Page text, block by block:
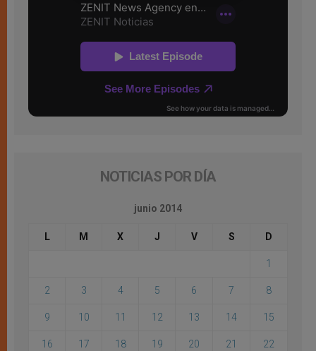
NOTICIAS POR DÍA
junio 2014
L M X J V S D
1
2 3 4 5 6 7 8
9 10 11 12 13 14 15
16 17 18 19 20 21 22